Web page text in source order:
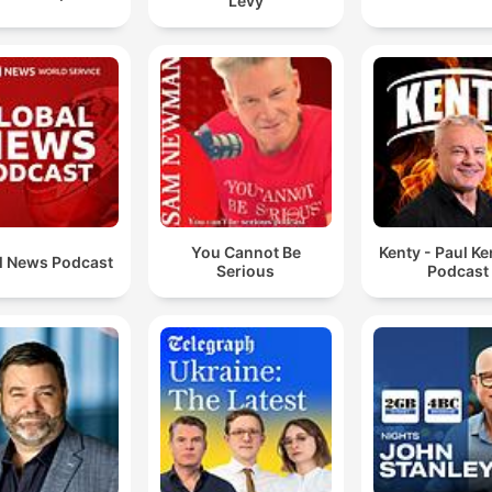
00:04:45 · Conclusión de la historia sobre el impacto
del encuentro con el animal.
Si tienen el DACA por nada del mundo, manejen
tomados porque un DUI sí te puede descalificar para
DACA.
00:08:11 · La abogada advierte sobre las consecuencias
de los arrestos por conducir ebrio en el estatus migratorio.
descalificar para muchos alivios migratorios.
00:11:55 · La abogada explica las dificultades legales para
personas con antecedentes penales graves.
Se está tardando casi dos años en que llegue la
News Podcast
You Cannot Be
Serious
Kenty - Paul
Podcast